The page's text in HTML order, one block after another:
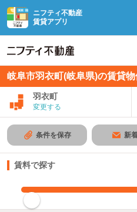
ニフティ不動産
賃貸アプリ
岐阜市羽衣町(岐阜県)の賃貸
羽衣町
変更する
条件を保存 新
賃料で探す